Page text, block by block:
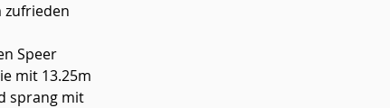
zufrieden
Speer
mit 13.25m
sprang mit